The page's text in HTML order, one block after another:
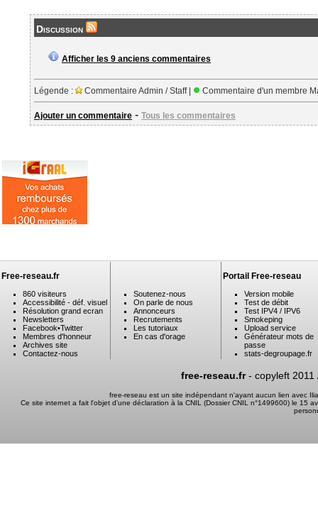
Discussion
Afficher les 9 anciens commentaires
Légende : Commentaire Admin / Staff | Commentaire d'un membre
Ajouter un commentaire - Tous les commentaires
Free-reseau.fr
860 visiteurs
Accessibilité - déf. visuel
Résolution grand ecran
Newsletters
Facebook•Twitter
Membres d'honneur
Archives site
Contactez-nous
Soutenez-nous
On parle de nous
Annonceurs
Recrutements
Les tutoriaux
En cas d'orage
Portail Free-reseau
Version mobile
Test de débit
Test IPV4 / IPV6
Smokeping
Upload service
Générateur mots de
passe
stats-degroupage.fr
free-reseau.fr- copyleft 2011
free-reseau est un site indépendant n'ayant aucun lien avec
Ce site internet a fait l'objet d'une déclaration à la CNIL (Dossier CNIL n°1499600) le 15